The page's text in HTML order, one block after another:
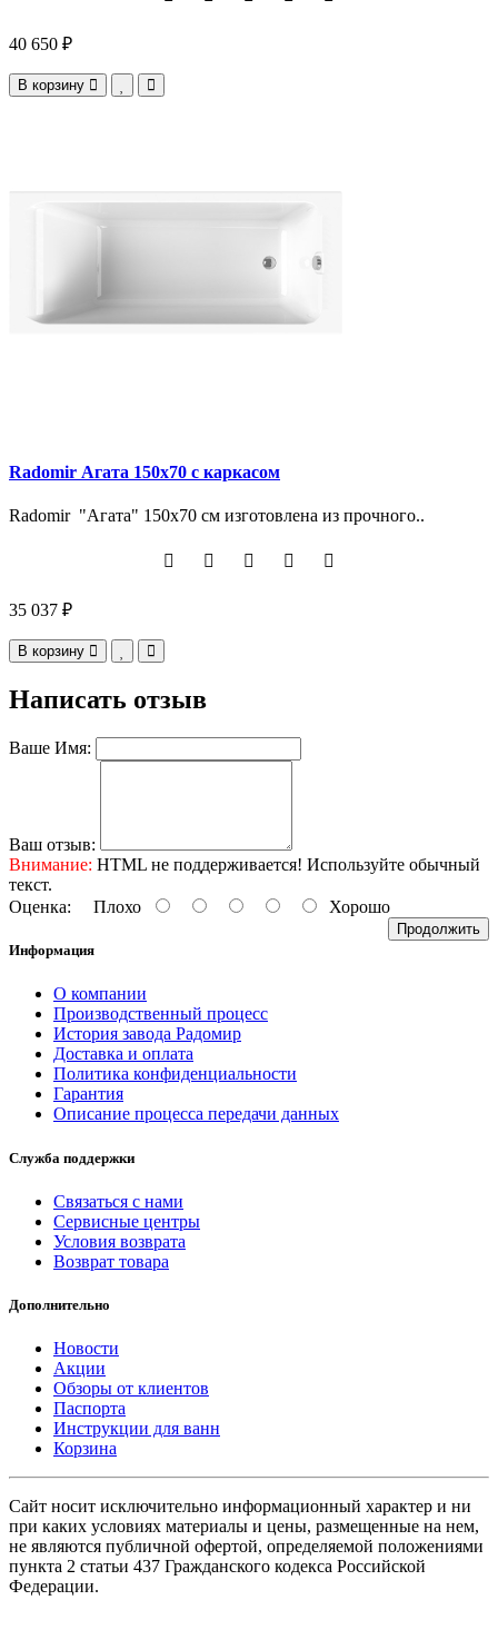
40 650 ₽
В корзину
Radomir Агата 150х70 с каркасом
Radomir "Агата" 150х70 см изготовлена из прочного..
35 037 ₽
В корзину
Написать отзыв
Ваше Имя:
Ваш отзыв:
Внимание: HTML не поддерживается! Используйте обычный
текст.
Оценка: Плохо Хорошо
Продолжить
Информация
О компании
Производственный процесс
История завода Радомир
Доставка и оплата
Политика конфиденциальности
Гарантия
Описание процесса передачи данных
Служба поддержки
Связаться с нами
Сервисные центры
Условия возврата
Возврат товара
Дополнительно
Новости
Акции
Обзоры от клиентов
Паспорта
Инструкции для ванн
Корзина
Сайт носит исключительно информационный характер и ни
при каких условиях материалы и цены, размещенные на нем,
не являются публичной офертой, определяемой положениями
пункта 2 статьи 437 Гражданского кодекса Российской
Федерации.